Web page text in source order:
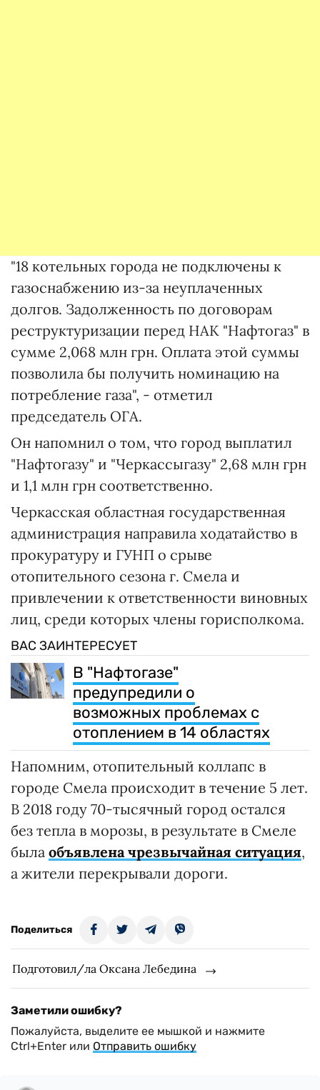
"18 котельных города не подключены к
газоснабжению из-за неуплаченных
долгов. Задолженность по договорам
реструктуризации перед НАК "Нафтогаз" в
сумме 2,068 млн грн. Оплата этой суммы
позволила бы получить номинацию на
потребление газа", - отметил
председатель ОГА.
Он напомнил о том, что город выплатил
"Нафтогазу" и "Черкассыгазу" 2,68 млн грн
и 1,1 млн грн соответственно.
Черкасская областная государственная
администрация направила ходатайство в
прокуратуру и ГУНП о срыве
отопительного сезона г. Смела и
привлечении к ответственности виновных
лиц, среди которых члены горисполкома.
ВАС ЗАИНТЕРЕСУЕТ
В "Нафтогазе"
предупредили о
возможных проблемах с
отоплением в 14 областях
Напомним, отопительный коллапс в
городе Смела происходит в течение 5 лет.
В 2018 году 70-тысячный город остался
без тепла в морозы, в результате в Смеле
была объявлена чрезвычайная ситуация,
а жители перекрывали дороги.
Поделиться
Подготовил/ла Оксана Лебедина
Заметили ошибку?
Пожалуйста, выделите ее мышкой и нажмите
Ctrl+Enter или Отправить ошибку